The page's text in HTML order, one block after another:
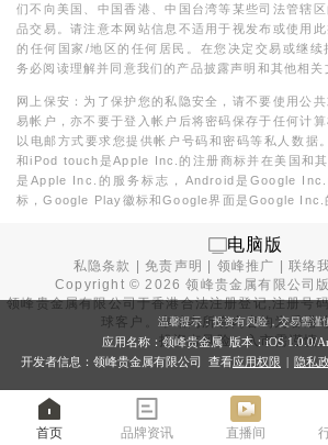
们不向美国、中国香港、中国台湾等某些司法管辖
品交易。请注意本网站信息不适用于视发布或使用
的任何国家/地区的任何居民。在您决定交易或继续
务必阅读理解并同意我们的产品披露声明和其他相关
网上保安：为了保护您的私隐安全，请不要使用公
易帐户，亦不要于登入帐户后将密码保存于任何计
以电邮方式要求您提供帐户号码和密码等私人数据
和iPod touch是Apple Inc.的注册商标并在美国和
是Apple Inc.的服务标志，Android是Google
标，Google Play徽标和Google界面是Google Inc.
电脑版
私隐条款 |免责声明 | 领峰推广 |联络
Copyright © 2026 领峰贵金属有限公司
领峰贵金属有限公司于香港合法注册登记,注册号
球客户。本站内所有内容均为香港
投资有风险，入市需谨慎
首页 品牌资讯 直播间
温馨提示：投资有风险，交易需谨
应用名称：领峰贵金属 版本：iOS 1.0.0/
开发者信息：领峰贵金属有限公司 查看应用权限 | 隐私